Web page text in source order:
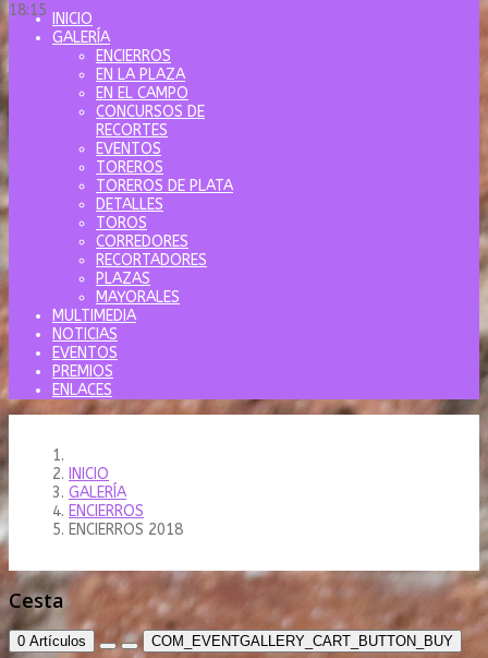
18:15
INICIO
GALERÍA
ENCIERROS
EN LA PLAZA
EN EL CAMPO
CONCURSOS DE
RECORTES
EVENTOS
TOREROS
TOREROS DE PLATA
DETALLES
TOROS
CORREDORES
RECORTADORES
PLAZAS
MAYORALES
MULTIMEDIA
NOTICIAS
EVENTOS
PREMIOS
ENLACES
INICIO
GALERÍA
ENCIERROS
ENCIERROS 2018
Cesta
0 Artículos COM_EVENTGALLERY_CART_BUTTON_BUY